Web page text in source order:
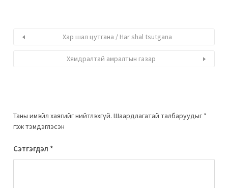
Хар шал цутгана / Har shal tsutgana
Хямдралтай амралтын газар
Таны имэйл хаягийг нийтлэхгүй. Шаардлагатай талбаруудыг *
гэж тэмдэглэсэн
Сэтгэгдэл *